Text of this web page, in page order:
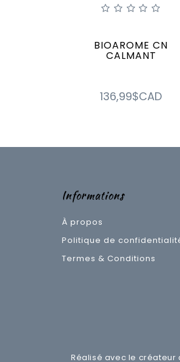
BIOAROME CN
CALMANT
136,99$CAD
Informations
À propos
Politique de
Termes & Conditions
Réalisé avec le